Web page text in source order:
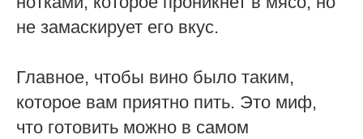
не замаскирует его вкус.
Главное, чтобы вино было таким,
которое вам приятно пить. Это миф,
что готовить можно в самом